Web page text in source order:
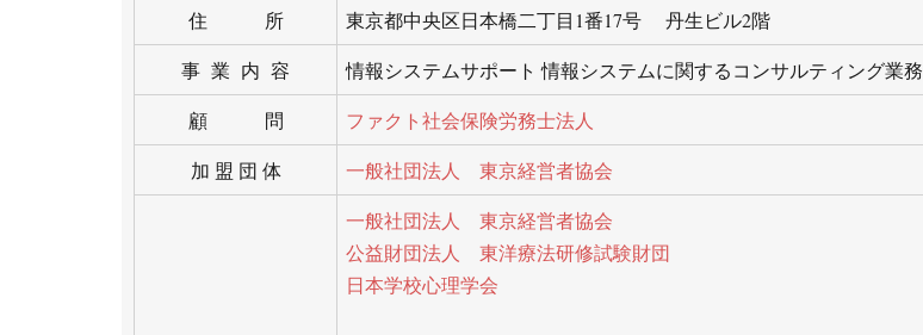
住 所
東京都中央区日本橋二丁目1番17号 丹生ビル2階
事 業 内 容
情報システムサポート 情報システムに関するコンサルティング業務
顧 問
ファクト社会保険労務士法人
加 盟 団 体
一般社団法人 東京経営者協会
一般社団法人 東京経営者協会
公益財団法人 東洋療法研修試験財団
日本学校心理学会